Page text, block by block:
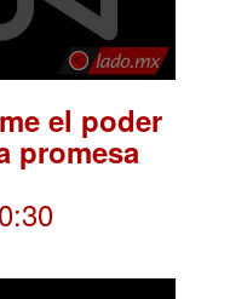
el poder
promesa